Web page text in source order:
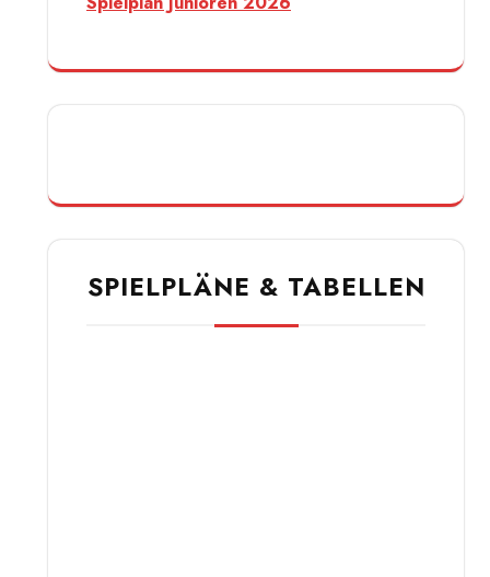
SPIELPLÄNE & TABELLEN